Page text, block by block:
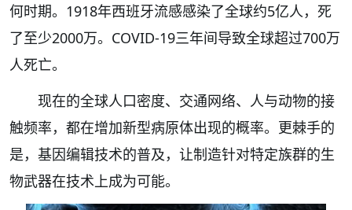
何时期。1918年西班牙流感感染了全球约5亿人，死
了至少2000万。COVID-19三年间导致全球超过700万
人死亡。
现在的全球人口密度、交通网络、人与动物的接
触频率，都在增加新型病原体出现的概率。更棘手的
是，基因编辑技术的普及，让制造针对特定族群的生
物武器在技术上成为可能。